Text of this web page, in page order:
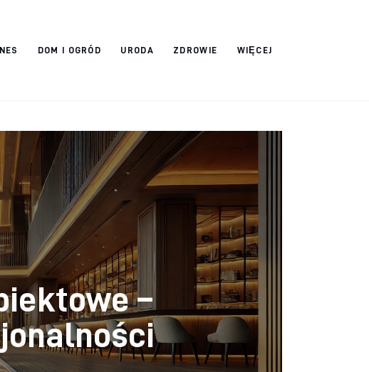
DOM I OGRÓD URODA ZDROWIE WIĘCEJ
–